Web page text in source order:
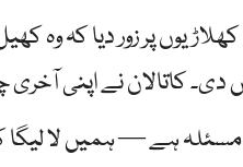
کھلاڑیوں پر زور دیا کہ
دی۔ کاتالان نے اپنی
مسئلہ ہے — ہمیں لا